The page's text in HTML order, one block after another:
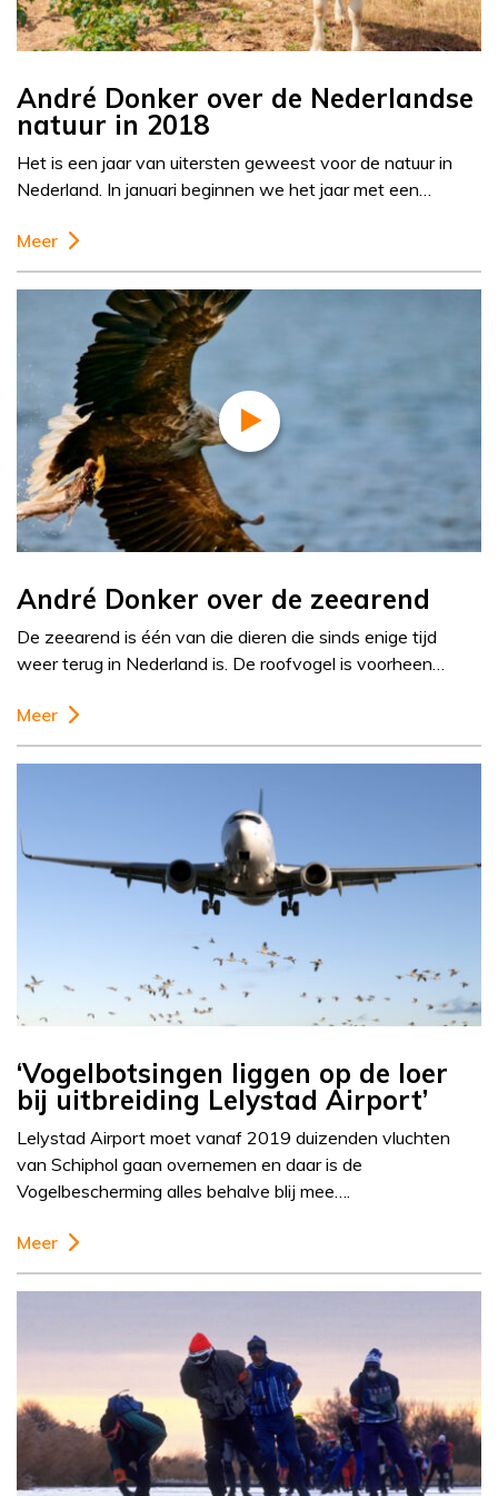
André Donker over de Nederlandse
natuur in 2018
Het is een jaar van uitersten geweest voor de natuur in
Nederland. In januari beginnen we het jaar met een…
Meer
André Donker over de zeearend
De zeearend is één van die dieren die sinds enige tijd
weer terug in Nederland is. De roofvogel is voorheen…
Meer
‘Vogelbotsingen liggen op de loer
bij uitbreiding Lelystad Airport’
Lelystad Airport moet vanaf 2019 duizenden vluchten
van Schiphol gaan overnemen en daar is de
Vogelbescherming alles behalve blij mee….
Meer